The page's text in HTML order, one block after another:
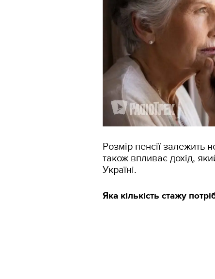
Розмір пенсії залежить
також впливає дохід,
Україні.
Яка кількість стажу